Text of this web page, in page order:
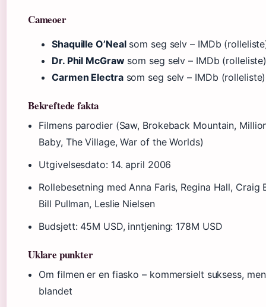
Cameoer
Shaquille O’Nealsom seg selv – IMDb
Dr. Phil McGrawsom seg selv – IMDb
Carmen Electrasom seg selv – IMDb (rolleliste)
Bekreftede fakta
Filmens parodier (Saw, Brokeback Mountain,
Baby, The Village, War of the Worlds)
Utgivelsesdato: 14. april 2006
Rollebesetning med Anna Faris, Regina Hall, Craig
Bill Pullman, Leslie Nielsen
Budsjett: 45M USD, inntjening: 178M USD
Uklare punkter
Om filmen er en fiasko – kommersielt suksess,
blandet